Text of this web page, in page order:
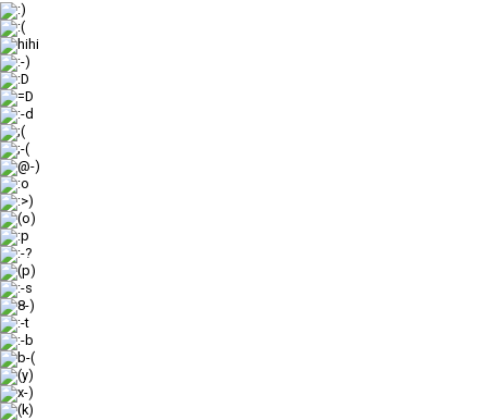
:)
:(
hihi
:-)
:D
=D
:-d
;(
;-(
@-)
:o
:>)
(o)
:p
:-?
(p)
:-s
8-)
:-t
:-b
b-(
(y)
x-)
(k)